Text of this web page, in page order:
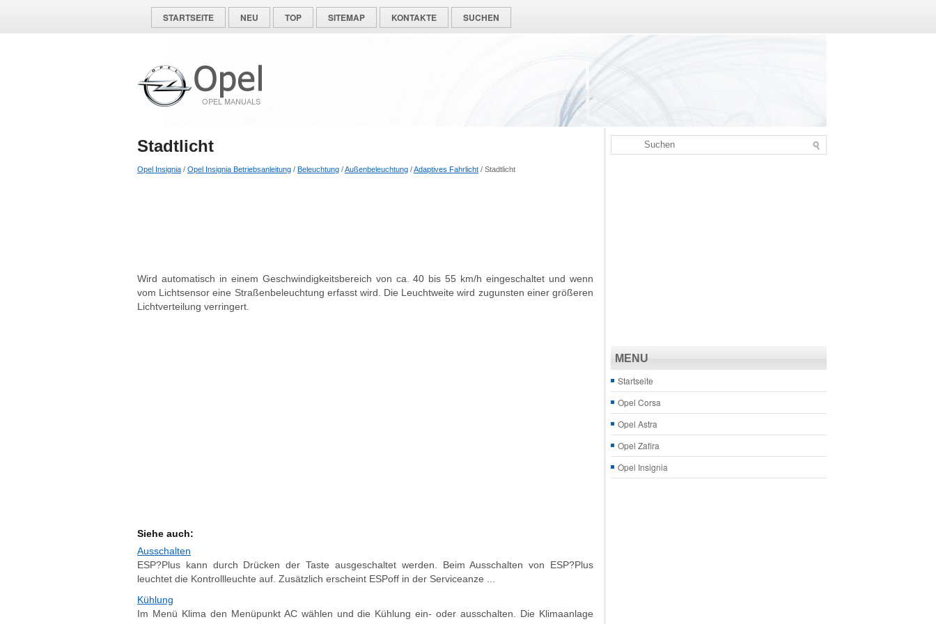
STARTSEITE NEU TOP SITEMAP KONTAKTE SUCHEN
Stadtlicht
Opel Insignia / Opel Insignia Betriebsanleitung / Beleuchtung /Außenbeleuchtung /Adaptives Fahrlicht / Stadtlicht
Wird automatisch in einem Geschwindigkeitsbereich von ca. 40 bis 55 km/h eingeschaltet und wenn
vom Lichtsensor eine Straßenbeleuchtung erfasst wird. Die Leuchtweite wird zugunsten einer größeren
Lichtverteilung verringert.
Siehe auch:
Ausschalten
ESP?Plus kann durch Drücken der Taste ausgeschaltet werden. Beim Ausschalten von ESP?Plus
leuchtet die Kontrollleuchte auf. Zusätzlich erscheint ESPoff in der Serviceanze ...
Kühlung
Im Menü Klima den Menüpunkt AC wählen und die Kühlung ein- oder ausschalten. Die Klimaanlage
MENU
Startseite
Opel Corsa
Opel Astra
Opel Zafira
Opel Insignia